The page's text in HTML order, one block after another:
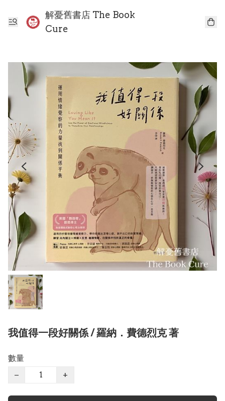
解憂舊書店 The Book
Cure
我值得一段好關係 / 羅納．費德烈克 著
數量
−
+